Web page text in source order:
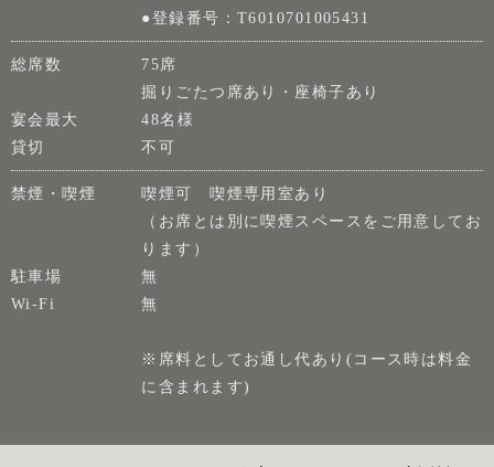
●登録番号：T6010701005431
総席数
75席
掘りごたつ席あり・座椅子あり
宴会最大
48名様
貸切
不可
禁煙・喫煙
喫煙可 喫煙専用室あり
（お席とは別に喫煙スペースをご用意してお
ります）
駐車場
無
Wi-Fi
無
※席料としてお通し代あり(コース時は料金
に含まれます)